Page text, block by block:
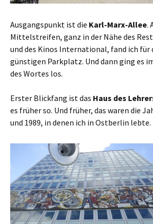
Ausgangspunkt ist die Karl-Marx-Allee.
Mittelstreifen, ganz in der Nähe des
und des Kinos International, fand ich für
günstigen Parkplatz. Und dann ging es
des Wortes los.
Erster Blickfang ist das Haus des
es früher so. Und früher, das waren die
und 1989, in denen ich in Ostberlin lebte.